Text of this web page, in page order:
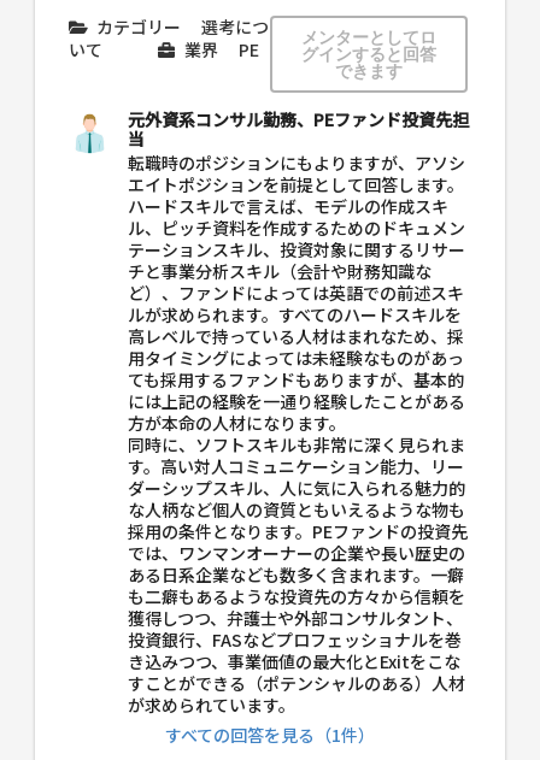
カテゴリー
選考につ
いて
業界 PE
メンターとしてロ
グインすると回答
できます
元外資系コンサル勤務、PEファンド投資先担
当
転職時のポジションにもよりますが、アソシ
エイトポジションを前提として回答します。
ハードスキルで言えば、モデルの作成スキ
ル、ピッチ資料を作成するためのドキュメン
テーションスキル、投資対象に関するリサー
チと事業分析スキル（会計や財務知識な
ど）、ファンドによっては英語での前述スキ
ルが求められます。すべてのハードスキルを
高レベルで持っている人材はまれなため、採
用タイミングによっては未経験なものがあっ
ても採用するファンドもありますが、基本的
には上記の経験を一通り経験したことがある
方が本命の人材になります。
同時に、ソフトスキルも非常に深く見られま
す。高い対人コミュニケーション能力、リー
ダーシップスキル、人に気に入られる魅力的
な人柄など個人の資質ともいえるような物も
採用の条件となります。PEファンドの投資先
では、ワンマンオーナーの企業や長い歴史の
ある日系企業なども数多く含まれます。一癖
も二癖もあるような投資先の方々から信頼を
獲得しつつ、弁護士や外部コンサルタント、
投資銀行、FASなどプロフェッショナルを巻
き込みつつ、事業価値の最大化とExitをこな
すことができる（ポテンシャルのある）人材
が求められています。
すべての回答を見る（1件）